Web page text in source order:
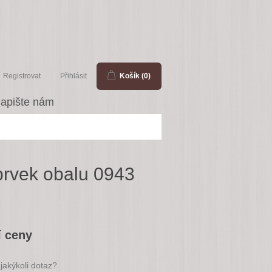
Registrovat Přihlásit Košík (0)
nám
obalu 0943
ceny
dotaz?